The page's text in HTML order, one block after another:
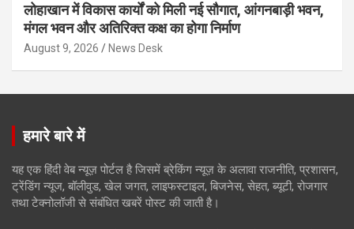
लोहाखान में विकास कार्यों को मिली नई सौगात, आंगनबाड़ी भवन,
मंगल भवन और अतिरिक्त कक्ष का होगा निर्माण
August 9, 2026 News Desk
हमारे बारे में
यह एक हिंदी वेब न्यूज़ पोर्टल है जिसमें ब्रेकिंग न्यूज़ के अलावा राजनीति, प्रशासन,
ट्रेंडिंग न्यूज, बॉलीवुड, खेल जगत, लाइफस्टाइल, बिजनेस, सेहत, ब्यूटी, रोजगार
तथा टेक्नोलॉजी से संबंधित खबरें पोस्ट की जाती है।